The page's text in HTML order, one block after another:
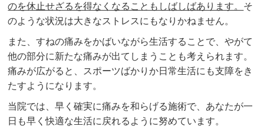
のを休止せざるを得なくなることもしばしばあります。 そ
のような状況は大きなストレスにもなりかねません。
また、すねの痛みをかばいながら生活することで、やがて
他の部分に新たな痛みが出てしまうことも考えられます。
痛みが広がると、スポーツばかりか日常生活にも支障をき
たすようになります。
当院では、早く確実に痛みを和らげる施術で、あなたが一
日も早く快適な生活に戻れるように努めています。